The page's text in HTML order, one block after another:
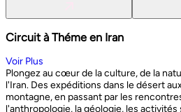
Circuit à Théme en Iran
Voir Plus
Plongez au cœur de la culture, de la
l'Iran. Des expéditions dans le désert
montagne, en passant par les
l'anthropologie, la géologie, les activités